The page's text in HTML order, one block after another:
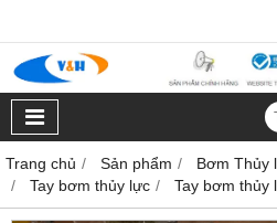
Trang chủ Sản phẩm
Bơm Thủy
Tay bơm thủy lực
Tay bơm thủy